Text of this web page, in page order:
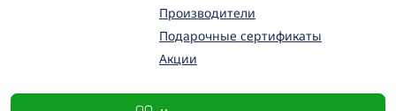
Производители
Подарочные сертификаты
Акции